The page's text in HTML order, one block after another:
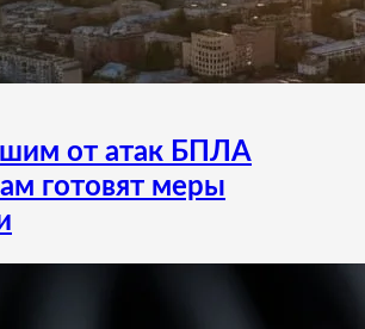
от атак БПЛА
готовят меры